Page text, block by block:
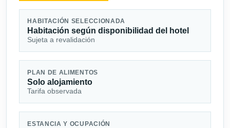
HABITACIÓN SELECCIONADA
Habitación según disponibilidad del hotel
Sujeta a revalidación
PLAN DE ALIMENTOS
Solo alojamiento
Tarifa observada
ESTANCIA Y OCUPACIÓN